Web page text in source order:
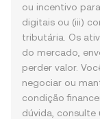
ou incentivo
digitais ou (iii)
tributária. Os
do mercado,
perder valor.
negociar ou
condição
dúvida, consulte